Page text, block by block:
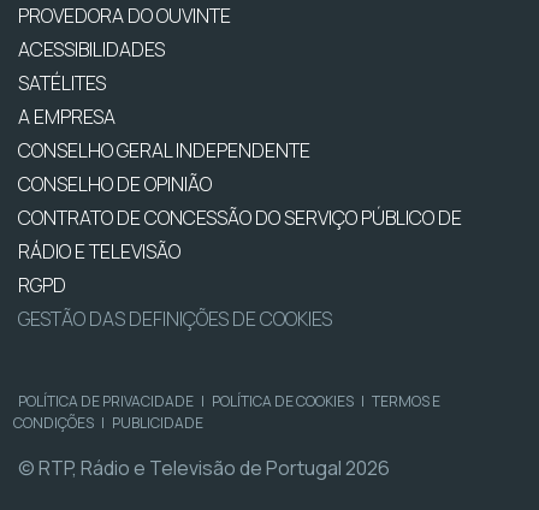
PROVEDORA DO OUVINTE
ACESSIBILIDADES
SATÉLITES
A EMPRESA
CONSELHO GERAL INDEPENDENTE
CONSELHO DE OPINIÃO
CONTRATO DE CONCESSÃO DO SERVIÇO PÚBLICO DE
RÁDIO E TELEVISÃO
RGPD
GESTÃO DAS DEFINIÇÕES DE COOKIES
POLÍTICA DE PRIVACIDADE | POLÍTICA DE COOKIES | TERMOS E
CONDIÇÕES | PUBLICIDADE
© RTP, Rádio e Televisão de Portugal 2026